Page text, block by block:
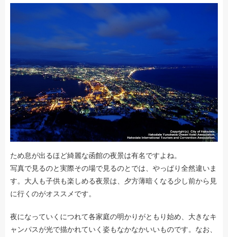
ため息が出るほど綺麗な函館の夜景は有名ですよね。
写真で見るのと実際その場で見るのとでは、やっぱり全然違いま
す。大人も子供も楽しめる夜景は、夕方薄暗くなる少し前から見
に行くのがオススメです。
夜になっていくにつれて各家庭の明かりがともり始め、大きなキ
ャンパスが光で描かれていく姿もなかなかいいものです。なお、